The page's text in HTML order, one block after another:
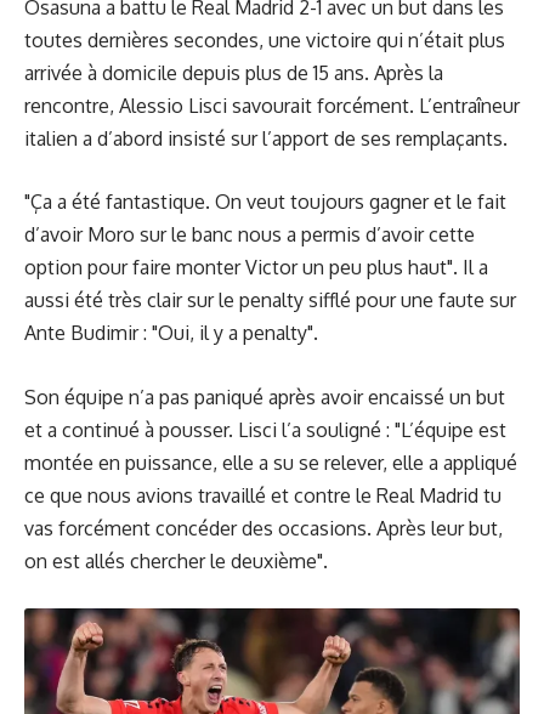
Osasuna a battu le Real Madrid 2-1 avec un but dans les
toutes dernières secondes, une victoire qui n’était plus
arrivée à domicile depuis plus de 15 ans. Après la
rencontre, Alessio Lisci savourait forcément. L’entraîneur
italien a d’abord insisté sur l’apport de ses remplaçants.
"Ça a été fantastique. On veut toujours gagner et le fait
d’avoir Moro sur le banc nous a permis d’avoir cette
option pour faire monter Victor un peu plus haut". Il a
aussi été très clair sur le penalty sifflé pour une faute sur
Ante Budimir : "Oui, il y a penalty".
Son équipe n’a pas paniqué après avoir encaissé un but
et a continué à pousser. Lisci l’a souligné : "L’équipe est
montée en puissance, elle a su se relever, elle a appliqué
ce que nous avions travaillé et contre le Real Madrid tu
vas forcément concéder des occasions. Après leur but,
on est allés chercher le deuxième".